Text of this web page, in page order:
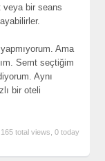
veya bir seans
Ama
Semt seçtiğim
Aynı
bir oteli
165 total views, 0 today